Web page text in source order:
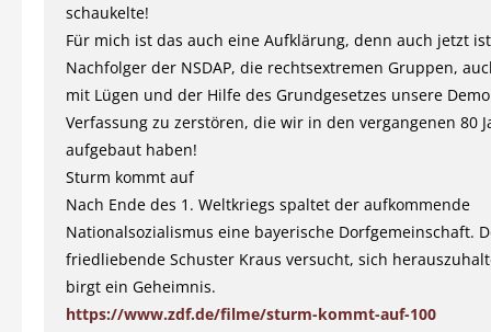
schaukelte!
Für mich ist das auch eine Aufklärung, denn auch jetzt
Nachfolger der NSDAP, die rechtsextremen Gruppen,
mit Lügen und der Hilfe des Grundgesetzes unsere
Verfassung zu zerstören, die wir in den vergangenen 80
aufgebaut haben!
Sturm kommt auf
Nach Ende des 1. Weltkriegs spaltet der aufkommende
Nationalsozialismus eine bayerische Dorfgemeinschaft.
friedliebende Schuster Kraus versucht, sich
birgt ein Geheimnis.
https://www.zdf.de/filme/sturm-kommt-auf-100